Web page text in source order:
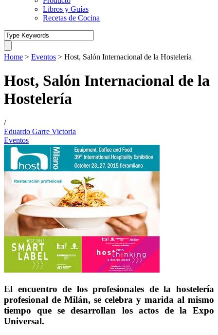
Libros y Guías
Recetas de Cocina
Home > Eventos > Host, Salón Internacional de la Hostelería
Host, Salón Internacional de la
Hostelería
/
Eduardo Garre Victoria
Eventos
El encuentro de los profesionales de la hostelería
profesional de Milán, se celebra y marida al mismo
tiempo que se desarrollan los actos de la Expo
Universal.